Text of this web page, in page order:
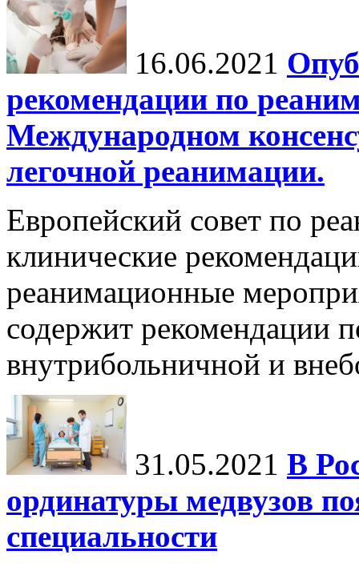
16.06.2021
рекомендации по
Международном
легочной реанимации.
Европейский совет по
клинические
реанимационные
содержит рекомендации
внутрибольничной и
31.05.2021 В
ординатуры медвузов
специальности